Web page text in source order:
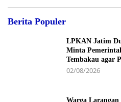
Berita Populer
LPKAN Jatim
Minta
Tembakau agar
02/08/2026
Warga Larangan